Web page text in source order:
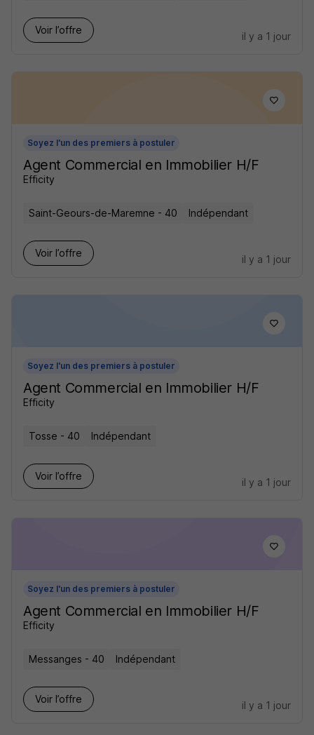
Voir l’offre
il y a 1 jour
Soyez l'un des premiers à postuler
Agent Commercial en Immobilier H/F
Efficity
Saint-Geours-de-Maremne - 40 Indépendant
Voir l’offre
il y a 1 jour
Soyez l'un des premiers à postuler
Agent Commercial en Immobilier H/F
Efficity
Tosse - 40 Indépendant
Voir l’offre
il y a 1 jour
Soyez l'un des premiers à postuler
Agent Commercial en Immobilier H/F
Efficity
Messanges - 40 Indépendant
Voir l’offre
il y a 1 jour